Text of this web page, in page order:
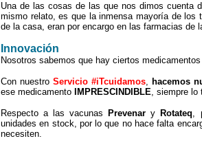
Una de las cosas de las que nos dimos cuenta
mismo relato, es que la inmensa mayoría de los
de la casa, eran por encargo en las farmacias de
Innovación
Nosotros sabemos que hay ciertos
Con nuestro Servicio #iTcuidamos, hacemos
ese medicamento
IMPRESCINDIBLE, siempre lo
Respecto a las vacunas Prevenar y Rotateq,
unidades en stock, por lo que no hace falta
necesiten.